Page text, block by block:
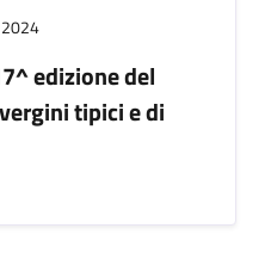
2024
edizione del
tipici e di